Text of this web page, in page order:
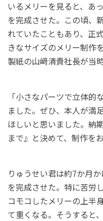
いるメリーを見ると、あ
を完成させた。この頃、
れていたこともあり、正
きなサイズのメリー制作
製紙の山﨑清貴社長が当
「小さなパーツで立体的
ました。ぜひ、本人が満
ほしいと思いました。納
まで』と決めて、制作を
りゅうせい君は約7か月
を完成させた。特に苦労
コモコしたメリーの上半
て重くなる。そうすると